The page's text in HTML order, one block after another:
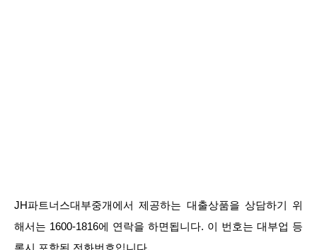
JH파트너스대부중개에서 제공하는 대출상품을 상담하기 위
해서는 1600-1816에 연락을 하면됩니다. 이 번호는 대부업 등
록시 포함된 전화번호입니다.